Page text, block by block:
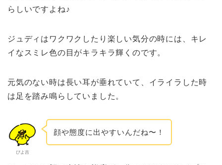
らしいですよね♪
ジュディはワクワクしたり楽しい気分の時には、キレ
イなスミレ色の目がキラキラ輝くのです。
元気のない時は長い耳が垂れていて、イライラした時
は足を踏み鳴らしていました。
ぴよ吉
顔や態度に出やすいんだね〜！